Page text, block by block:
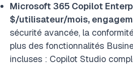
Microsoft 365 Copilot
$/utilisateur/mois,
sécurité avancée, la
plus des fonctionnalités
incluses : Copilot Studio